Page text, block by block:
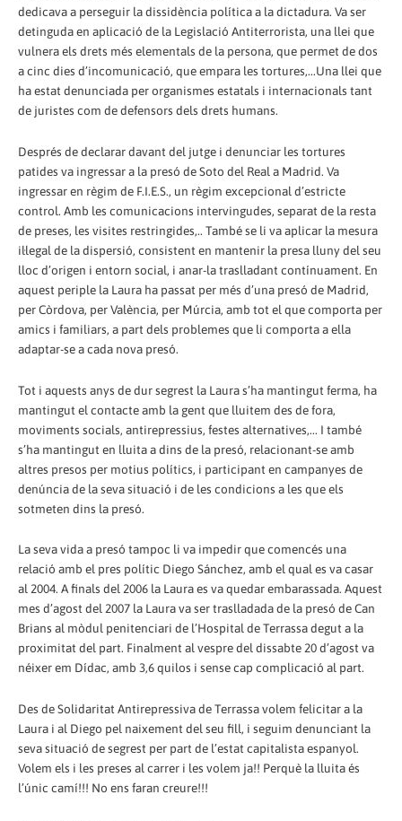
dedicava a perseguir la dissidència política a la dictadura. Va ser
detinguda en aplicació de la Legislació Antiterrorista, una llei que
vulnera els drets més elementals de la persona, que permet de dos
a cinc dies d’incomunicació, que empara les tortures,...Una llei que
ha estat denunciada per organismes estatals i internacionals tant
de juristes com de defensors dels drets humans.
Després de declarar davant del jutge i denunciar les tortures
patides va ingressar a la presó de Soto del Real a Madrid. Va
ingressar en règim de F.I.E.S., un règim excepcional d’estricte
control. Amb les comunicacions intervingudes, separat de la resta
de preses, les visites restringides,.. També se li va aplicar la mesura
il·legal de la dispersió, consistent en mantenir la presa lluny del seu
lloc d’origen i entorn social, i anar-la traslladant contínuament. En
aquest periple la Laura ha passat per més d’una presó de Madrid,
per Còrdova, per València, per Múrcia, amb tot el que comporta per
amics i familiars, a part dels problemes que li comporta a ella
adaptar-se a cada nova presó.
Tot i aquests anys de dur segrest la Laura s’ha mantingut ferma, ha
mantingut el contacte amb la gent que lluitem des de fora,
moviments socials, antirepressius, festes alternatives,... I també
s’ha mantingut en lluita a dins de la presó, relacionant-se amb
altres presos per motius polítics, i participant en campanyes de
denúncia de la seva situació i de les condicions a les que els
sotmeten dins la presó.
La seva vida a presó tampoc li va impedir que comencés una
relació amb el pres polític Diego Sánchez, amb el qual es va casar
al 2004. A finals del 2006 la Laura es va quedar embarassada. Aquest
mes d’agost del 2007 la Laura va ser traslladada de la presó de Can
Brians al mòdul penitenciari de l’Hospital de Terrassa degut a la
proximitat del part. Finalment al vespre del dissabte 20 d’agost va
néixer em Dídac, amb 3,6 quilos i sense cap complicació al part.
Des de Solidaritat Antirepressiva de Terrassa volem felicitar a la
Laura i al Diego pel naixement del seu fill, i seguim denunciant la
seva situació de segrest per part de l’estat capitalista espanyol.
Volem els i les preses al carrer i les volem ja!! Perquè la lluita és
l’únic camí!!! No ens faran creure!!!